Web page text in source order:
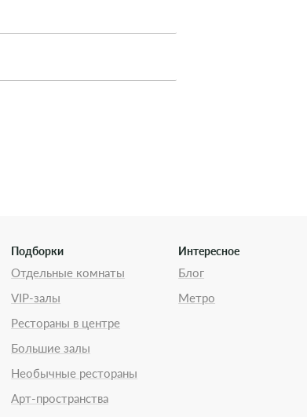
Подборки
Отдельные комнаты
VIP-залы
Рестораны в центре
Большие залы
Необычные рестораны
Арт-пространства
Интересное
Блог
Метро